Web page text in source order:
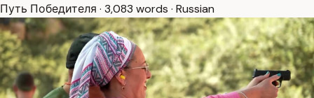
Путь Победителя · 3,083 words · Russian